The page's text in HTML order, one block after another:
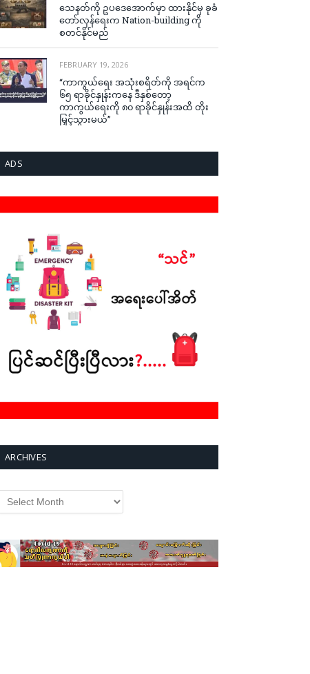
သေနတ်ကို ဥပဒေအောက်မှာ ထားနိုင်မှ ခုခံ
တော်လှန်ရေးက Nation-building ကို
စတင်နိုင်မည်
FEBRUARY 19, 2026
“ကာကွယ်ရေး အသုံးစရိတ်ကို အရင်က
၆၅ ရာခိုင်နှုန်းကနေ ဒီနှစ်တော့
ကာကွယ်ရေးကို ၈၀ ရာခိုင်နှုန်းအထိ တိုး
မြှင့်သွားမယ်”
ADS
ARCHIVES
Archives